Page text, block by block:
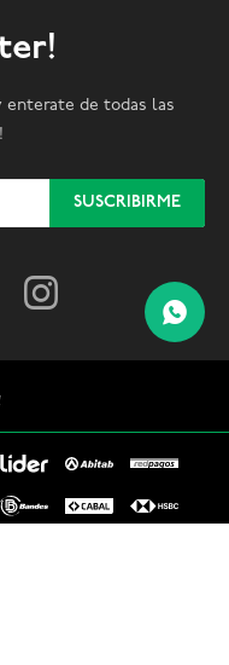
enterate de todas las
SUSCRIBIRME
